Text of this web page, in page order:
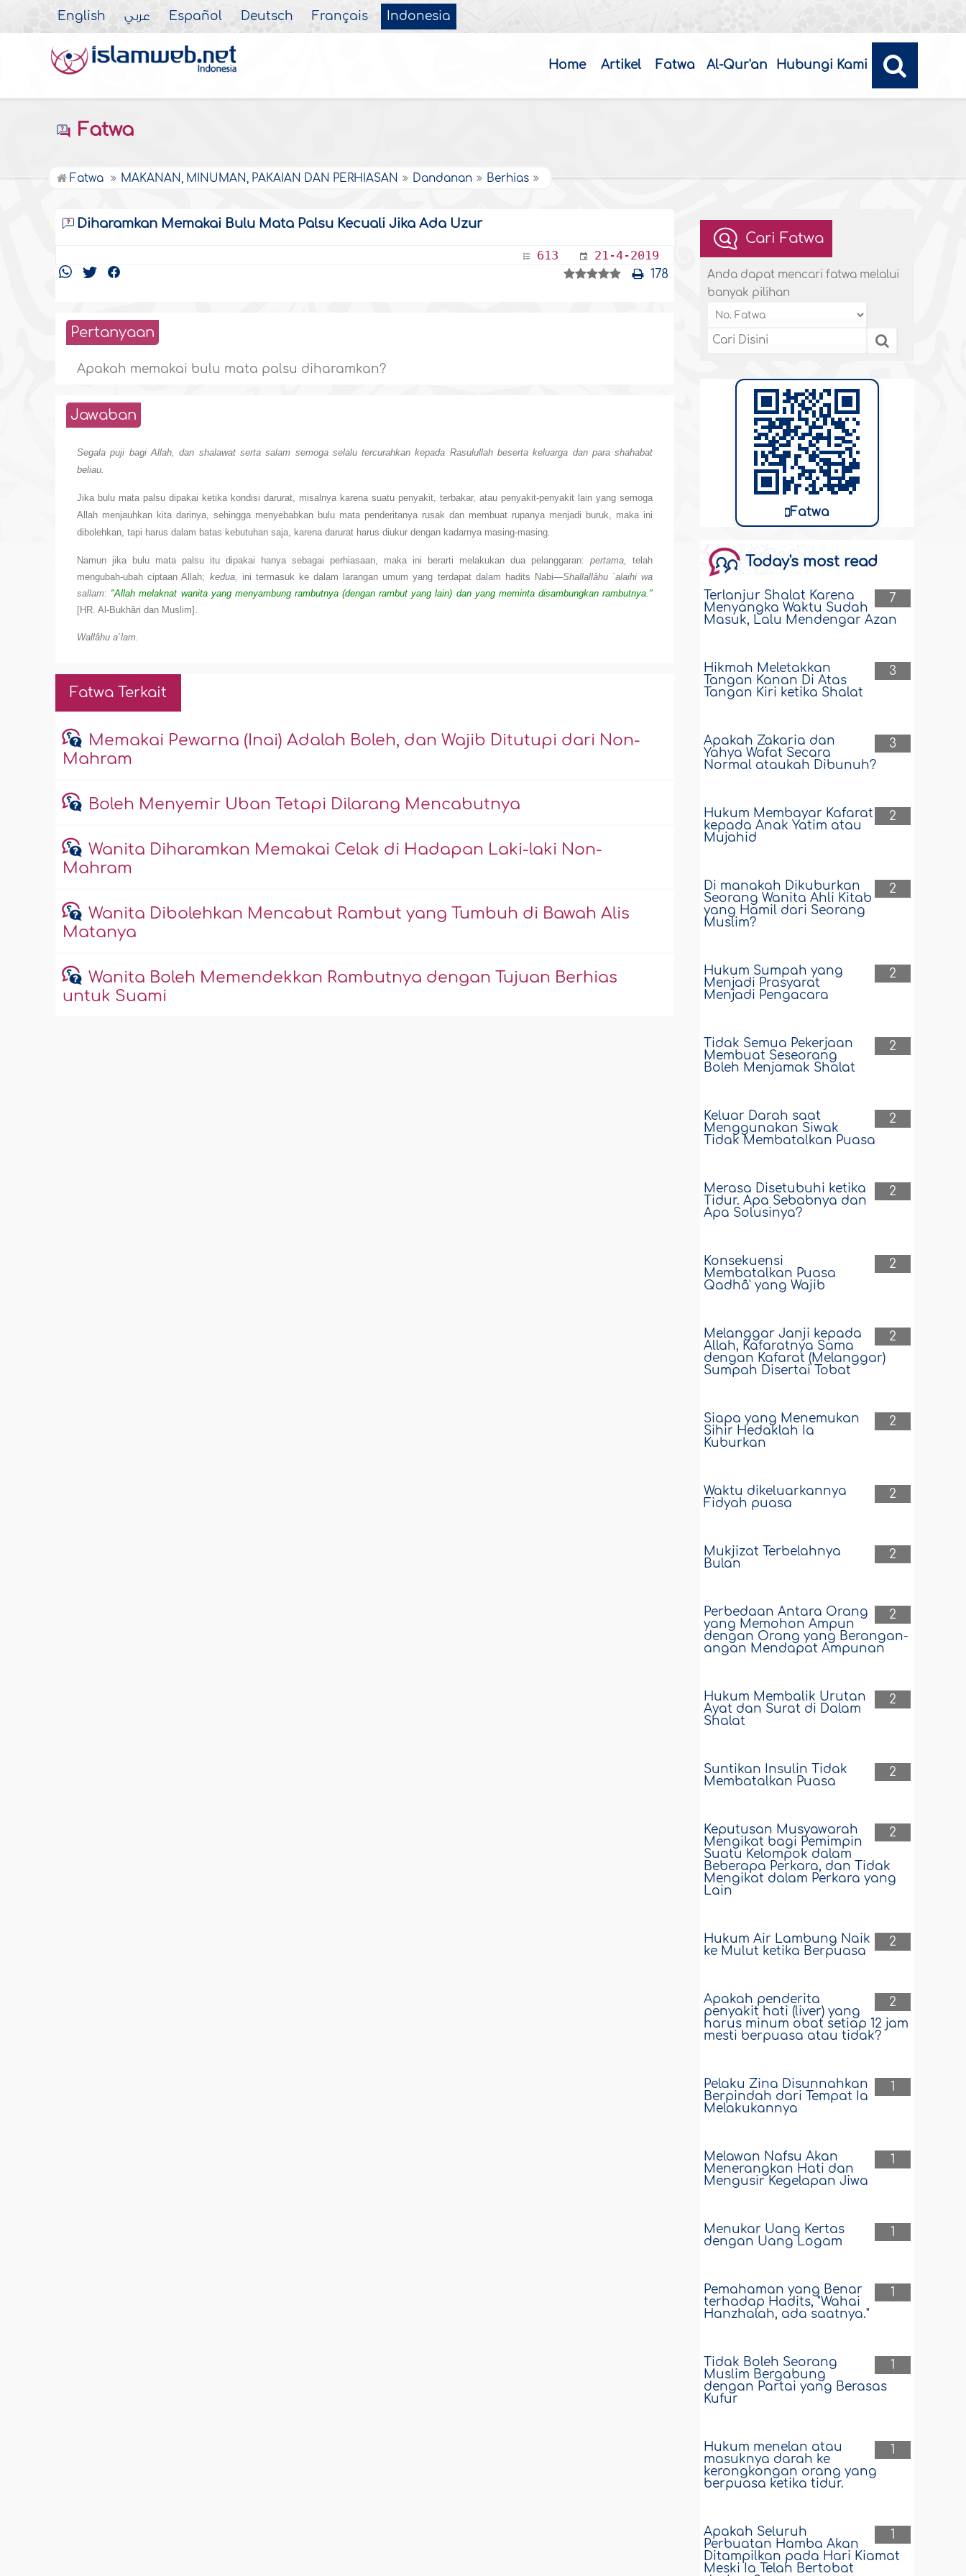
English عربي Español Deutsch Français Indonesia
Home Artikel Fatwa Al-Qur'an Hubungi Kami
Fatwa
Fatwa MAKANAN, MINUMAN, PAKAIAN DAN PERHIASAN Dandanan Berhias
Diharamkan Memakai Bulu Mata Palsu Kecuali Jika Ada Uzur
613 21-4-2019
178
Pertanyaan
Apakah memakai bulu mata palsu diharamkan?
Jawaban
Segala puji bagi Allah, dan shalawat serta salam semoga selalu tercurahkan kepada Rasulullah beserta keluarga dan para shahabat
beliau.
Jika bulu mata palsu dipakai ketika kondisi darurat, misalnya karena suatu penyakit, terbakar, atau penyakit-penyakit lain yang semoga
Allah menjauhkan kita darinya, sehingga menyebabkan bulu mata penderitanya rusak dan membuat rupanya menjadi buruk, maka ini
dibolehkan, tapi harus dalam batas kebutuhan saja, karena darurat harus diukur dengan kadarnya masing-masing.
Namun jika bulu mata palsu itu dipakai hanya sebagai perhiasaan, maka ini berarti melakukan dua pelanggaran:pertama,
telah
mengubah-ubah ciptaan Allah; kedua, ini termasuk ke dalam larangan umum yang terdapat dalam hadits Nabi—Shallallâhu `alaihi wa
sallam: "Allah melaknat wanita yang menyambung rambutnya (dengan rambut yang lain) dan yang meminta disambungkan rambutnya."
[HR. Al-Bukhâri dan Muslim].
Wallâhu a`lam.
Fatwa Terkait
Memakai Pewarna (Inai) Adalah Boleh, dan Wajib Ditutupi dari Non-
Mahram
Boleh Menyemir Uban Tetapi Dilarang Mencabutnya
Wanita Diharamkan Memakai Celak di Hadapan Laki-laki Non-
Mahram
Wanita Dibolehkan Mencabut Rambut yang Tumbuh di Bawah Alis
Matanya
Wanita Boleh Memendekkan Rambutnya dengan Tujuan Berhias
untuk Suami
Cari Fatwa
Anda dapat mencari fatwa melalui
banyak pilihan
Fatwa
Today's most read
7
Terlanjur Shalat Karena
Menyangka Waktu Sudah
Masuk, Lalu Mendengar Azan
3
Hikmah Meletakkan
Tangan Kanan Di Atas
Tangan Kiri ketika Shalat
3
Apakah Zakaria dan
Yahya Wafat Secara
Normal ataukah Dibunuh?
2
Hukum Membayar Kafarat
kepada Anak Yatim atau
Mujahid
2
Di manakah Dikuburkan
Seorang Wanita Ahli Kitab
yang Hamil dari Seorang
Muslim?
2
Hukum Sumpah yang
Menjadi Prasyarat
Menjadi Pengacara
2
Tidak Semua Pekerjaan
Membuat Seseorang
Boleh Menjamak Shalat
2
Keluar Darah saat
Menggunakan Siwak
Tidak Membatalkan Puasa
2
Merasa Disetubuhi ketika
Tidur. Apa Sebabnya dan
Apa Solusinya?
2
Konsekuensi
Membatalkan Puasa
Qadhâ' yang Wajib
2
Melanggar Janji kepada
Allah, Kafaratnya Sama
dengan Kafarat (Melanggar)
Sumpah Disertai Tobat
2
Siapa yang Menemukan
Sihir Hedaklah Ia
Kuburkan
2
Waktu dikeluarkannya
Fidyah puasa
2
Mukjizat Terbelahnya
Bulan
2
Perbedaan Antara Orang
yang Memohon Ampun
dengan Orang yang Berangan-
angan Mendapat Ampunan
2
Hukum Membalik Urutan
Ayat dan Surat di Dalam
Shalat
2
Suntikan Insulin Tidak
Membatalkan Puasa
2
Keputusan Musyawarah
Mengikat bagi Pemimpin
Suatu Kelompok dalam
Beberapa Perkara, dan Tidak
Mengikat dalam Perkara yang
Lain
2
Hukum Air Lambung Naik
ke Mulut ketika Berpuasa
2
Apakah penderita
penyakit hati (liver) yang
harus minum obat setiap 12 jam
mesti berpuasa atau tidak?
1
Pelaku Zina Disunnahkan
Berpindah dari Tempat Ia
Melakukannya
1
Melawan Nafsu Akan
Menerangkan Hati dan
Mengusir Kegelapan Jiwa
1
Menukar Uang Kertas
dengan Uang Logam
1
Pemahaman yang Benar
terhadap Hadits, "Wahai
Hanzhalah, ada saatnya."
1
Tidak Boleh Seorang
Muslim Bergabung
dengan Partai yang Berasas
Kufur
1
Hukum menelan atau
masuknya darah ke
kerongkongan orang yang
berpuasa ketika tidur.
1
Apakah Seluruh
Perbuatan Hamba Akan
Ditampilkan pada Hari Kiamat
Meski Ia Telah Bertobat